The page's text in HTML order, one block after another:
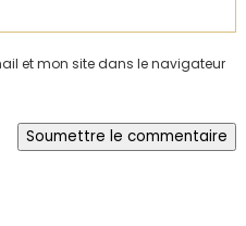
et mon site dans le navigateur
Soumettre le commentaire